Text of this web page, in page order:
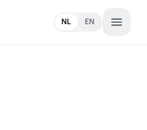
NL EN